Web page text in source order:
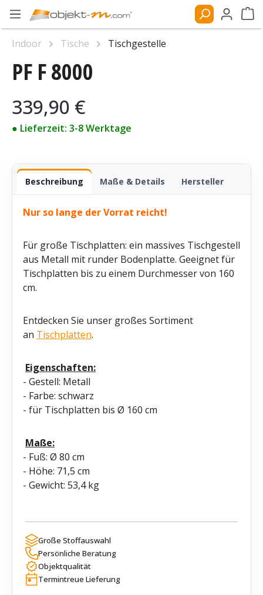
Zum Hauptinhalt springen
PF F 8000
Regulärer Preis:
339,90 €
● Lieferzeit: 3-8 Werktage
Beschreibung Maße & Details Hersteller
Nur so lange der Vorrat reicht!
Für große Tischplatten: ein massives Tischgestell
aus Metall mit runder Bodenplatte. Geeignet für
Tischplatten bis zu einem Durchmesser von 160
cm.
Entdecken Sie unser großes Sortiment
an Tischplatten.
Eigenschaften:
- Gestell: Metall
- Farbe: schwarz
- für Tischplatten bis Ø 160 cm
Maße:
- Fuß: Ø 80 cm
- Höhe: 71,5 cm
- Gewicht: 53,4 kg
Große Stoffauswahl
Persönliche Beratung
Objektqualität
Termintreue Lieferung
Indoor Tische
Tischgestelle
Bildergalerie überspringen